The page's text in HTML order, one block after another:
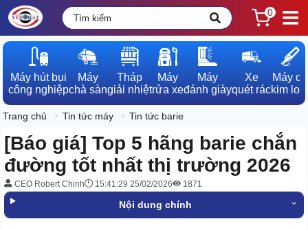
0
Máy hút bụi
công nghiệp
Máy
chà sàn
Tháp
giải nhiệt
Máy
rửa xe
Máy
đánh giày
Xe
quét rác
Máy dò
kim loại
Trang chủ Tin tức máy Tin tức barie
[Báo giá] Top 5 hãng barie chắn
đường tốt nhất thị trường 2026
CEO Robert Chinh 15:41:29 25/02/2026 1871
Nội dung chính